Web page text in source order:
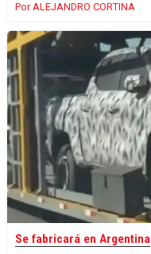
ALEJANDRO CORTINA
Se fabricará en Argentina